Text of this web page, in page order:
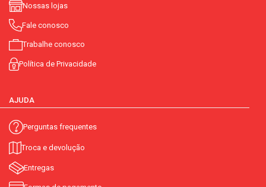
Nossas lojas
Fale conosco
Trabalhe conosco
Política de Privacidade
AJUDA
Perguntas frequentes
Troca e devolução
Entregas